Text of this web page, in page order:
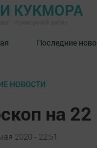
КУКМОРА
Последние
НОВОСТИ
на
2020 - 22:51